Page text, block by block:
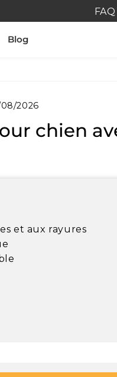
FAQ
Blog
2026
chien
et aux rayures